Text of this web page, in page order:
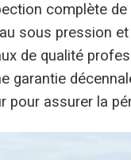
complète
sous pression
de qualité
garantie
assurer la